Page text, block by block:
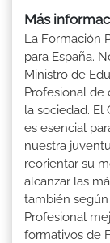
Más
La Formación
para España.
Ministro de
Profesional de
la sociedad. El
es esencial
nuestra
reorientar su
alcanzar las
también
Profesional
formativos de